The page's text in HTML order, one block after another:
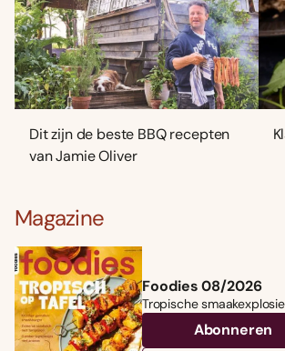
Dit zijn de beste BBQ recepten
van Jamie Oliver
Magazine
Foodies 08/2026
Tropische
Abonneren